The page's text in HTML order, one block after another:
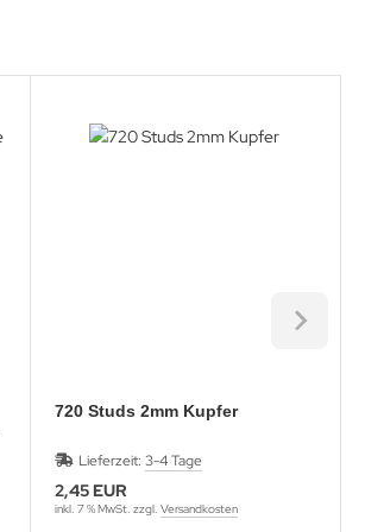
720 Studs 2mm Kupfer
Lieferzeit: 3-4 Tage
2,45 EUR
inkl. 7 % MwSt. zzgl. Versandkosten